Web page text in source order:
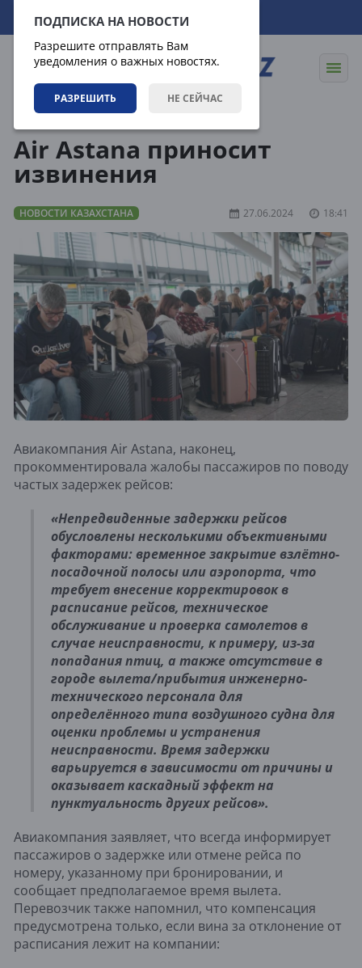
ПОДПИСКА НА НОВОСТИ
Разрешите отправлять Вам
уведомления о важных новостях.
РАЗРЕШИТЬ НЕ СЕЙЧАС
06.08.2026 03:47:42
Air Astana приносит
извинения
НОВОСТИ КАЗАХСТАНА 27.06.2024 18:41
Авиакомпания Air Astana, наконец,
прокомментировала жалобы пассажиров по поводу
частых задержек рейсов:
«Непредвиденные задержки рейсов
обусловлены несколькими объективными
факторами: временное закрытие взлётно-
посадочной полосы или аэропорта, что
требует внесение корректировок в
расписание рейсов, техническое
обслуживание и проверка самолетов в
случае неисправности, к примеру, из-за
попадания птиц, а также отсутствие в
городе вылета/прибытия инженерно-
технического персонала для
определённого типа воздушного судна для
оценки проблемы и устранения
неисправности. Время задержки
варьируется в зависимости от причины и
оказывает каскадный эффект на
пунктуальность других рейсов».
Авиакомпания заявляет, что всегда информирует
пассажиров о задержке или отмене рейса по
номеру, указанному при бронировании, и
сообщает предполагаемое время вылета.
Перевозчик также напомнил, что компенсация
предусмотрена только, если вина за отклонение от
расписания лежит на компании: